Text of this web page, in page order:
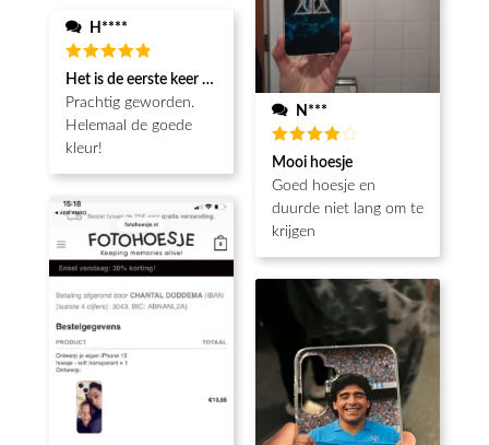
H****
Waardering
5uit 5
Het is de eerste keer dat ik een fotohoesje en het is prachtig!!
Prachtig geworden.
Helemaal de goede
kleur!
N***
Waardering
4 uit 5
Mooi hoesje
Goed hoesje en
duurde niet lang om te
krijgen